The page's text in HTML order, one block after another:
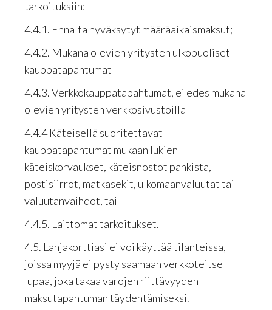
tarkoituksiin:
4.4.1. Ennalta hyväksytyt määräaikaismaksut;
4.4.2. Mukana olevien yritysten ulkopuoliset
kauppatapahtumat
4.4.3. Verkkokauppatapahtumat, ei edes mukana
olevien yritysten verkkosivustoilla
4.4.4 Käteisellä suoritettavat
kauppatapahtumat mukaan lukien
käteiskorvaukset, käteisnostot pankista,
postisiirrot, matkasekit, ulkomaanvaluutat tai
valuutanvaihdot, tai
4.4.5. Laittomat tarkoitukset.
4.5. Lahjakorttiasi ei voi käyttää tilanteissa,
joissa myyjä ei pysty saamaan verkkoteitse
lupaa, joka takaa varojen riittävyyden
maksutapahtuman täydentämiseksi.